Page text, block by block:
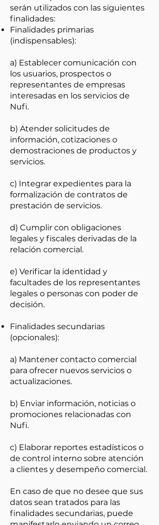
serán utilizados con las siguientes
finalidades:
Finalidades primarias
(indispensables):
a) Establecer comunicación con
los usuarios, prospectos o
representantes de empresas
interesadas en los servicios de
Nufi.
b) Atender solicitudes de
información, cotizaciones o
demostraciones de productos y
servicios.
c) Integrar expedientes para la
formalización de contratos de
prestación de servicios.
d) Cumplir con obligaciones
legales y fiscales derivadas de la
relación comercial.
e) Verificar la identidad y
facultades de los representantes
legales o personas con poder de
decisión.
Finalidades secundarias
(opcionales):
a) Mantener contacto comercial
para ofrecer nuevos servicios o
actualizaciones.
b) Enviar información, noticias o
promociones relacionadas con
Nufi.
c) Elaborar reportes estadísticos o
de control interno sobre atención
a clientes y desempeño comercial.
En caso de que no desee que sus
datos sean tratados para las
finalidades secundarias, puede